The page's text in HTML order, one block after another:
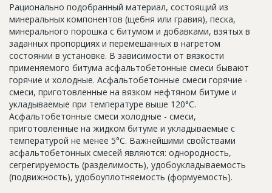
База строящихся объектов
Инвестпроекты
Глоссарий
Новости
Платные услуги
Пресс-релизы
Правила работы
Контакты
Личный кабинет
Рационально подобранный материал, состоящий из
минеральных компонентов (щебня или гравия), песка,
минерального порошка с битумом и добавками, взятых в
заданных пропорциях и перемешанных в нагретом
состоянии в установке. В зависимости от вязкости
применяемого битума асфальтобетонные смеси бывают
горячие и холодные. Асфальтобетонные смеси горячие -
смеси, приготовленные на вязком нефтяном битуме и
укладываемые при температуре выше 120°С.
Асфальтобетонные смеси холодные - смеси,
приготовленные на жидком битуме и укладываемые с
температурой не менее 5°С. Важнейшими свойствами
асфальтобетонных смесей являются: однородность,
сегрегируемость (разделимость), удобоукладываемость
(подвижность), удобоуплотняемость (формуемость).